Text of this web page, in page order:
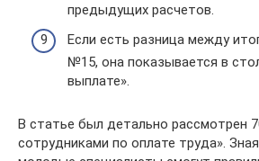
предыдущих расчетов.
Если есть разница между
№15, она показывается в
выплате».
В статье был детально рассмотрен
сотрудниками по оплате труда».